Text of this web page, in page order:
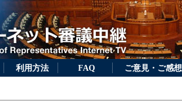
利用方法 FAQ ご意見・ご感想